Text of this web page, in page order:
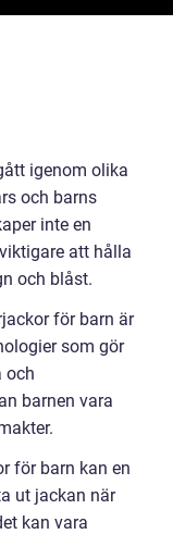
igenom olika
och barns
inte en
att hålla
och blåst.
för barn är
som gör
och
barnen vara
för barn kan en
ut jackan när
kan vara